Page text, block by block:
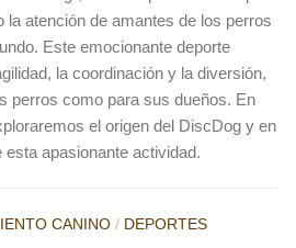
la atención de amantes de los perros
Este emocionante deporte
la coordinación y la diversión,
perros como para sus dueños. En
el origen del DiscDog y en
esta apasionante actividad.
CANINO / DEPORTES